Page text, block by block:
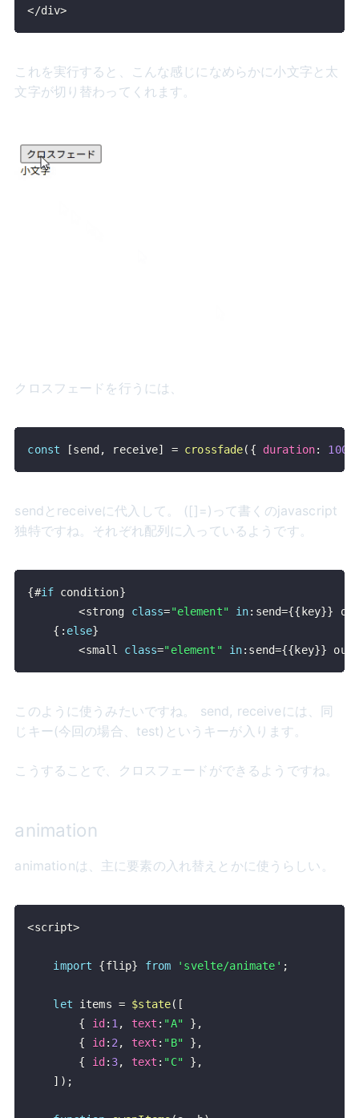
</div>
これを実行すると、こんな感じになめらかに小文字と太
文字が切り替わってくれます。
クロスフェードを行うには、
const [send , receive] = crossfade( { duration: 1000
sendとreceiveに代入して。 ([]=)って書くのjavascript
独特ですね。それぞれ配列に入っているようです。
{#if condition}
<strong class="element" in: send={{ key}} out
{ : else}
<small class="element" in: send={{ key}} out
このように使うみたいですね。 send, receiveには、同
じキー(今回の場合、test)というキーが入ります。
こうすることで、クロスフェードができるようですね。
animation
animationは、主に要素の入れ替えとかに使うらしい。
<script>
import {flip} from 'svelte/animate' ;
let items = $state( [
{
id : 1 , text : "A" } ,
{
id : 2 , text : "B" } ,
{
id : 3, text : "C" } ,
] ) ;